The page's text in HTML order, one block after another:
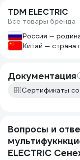
TDM ELECTRIC
Все товары бренда
Россия —
Китай — страна
Документация
Сертификаты
Вопросы и
ELECTRIC